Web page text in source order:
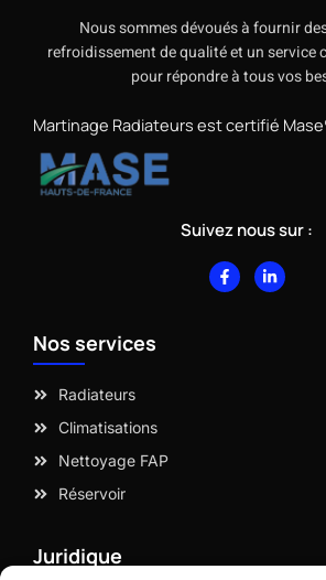
Nous sommes dévoués à fournir
refroidissement de qualité et un service
pour répondre à tous vos
Martinage Radiateurs est certifié
Suivez nous sur :
F
a
c
L
i
n
Nos services
Radiateurs
Climatisations
Nettoyage FAP
Réservoir
Juridique